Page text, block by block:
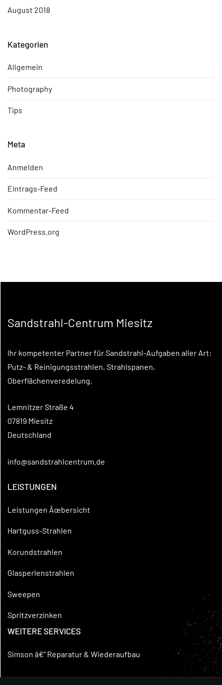
August 2018
Kategorien
Allgemein
Photography
Tips
Meta
Anmelden
Eintrags-Feed
Kommentar-Feed
WordPress.org
Sandstrahl-Centrum Miesitz
Ihr kompetenter Partner für Sandstrahl-Aufgaben aller Art:
Putz- & Reinigungsstrahlen, Strahlspanen,
Oberflächenveredelung.
Lemnitzer Straße 4
07819 Miesitz
Deutschland
info@sandstrahlcentrum.de
LEISTUNGEN
Leistungen Ãœbersicht
Hartguss-Strahlen
Korundstrahlen
Glasperlenstrahlen
Sweepen
Spritzverzinken
WEITERE SERVICES
Simson â€“ Reparatur & Wiederaufbau